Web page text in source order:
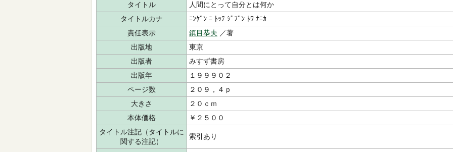
タイトル
人間にとって自分とは何か
タイトルカナ
ﾆﾝｹﾞﾝ ﾆ ﾄｯﾃ ｼﾞﾌﾞﾝ ﾄﾜ ﾅﾆｶ
責任表示
鎮目恭夫 ／著
出版地
東京
出版者
みすず書房
出版年
１９９９０２
ページ数
２０９，４ｐ
大きさ
２０ｃｍ
本体価格
￥２５００
タイトル注記（タイトルに
関する注記）
索引あり